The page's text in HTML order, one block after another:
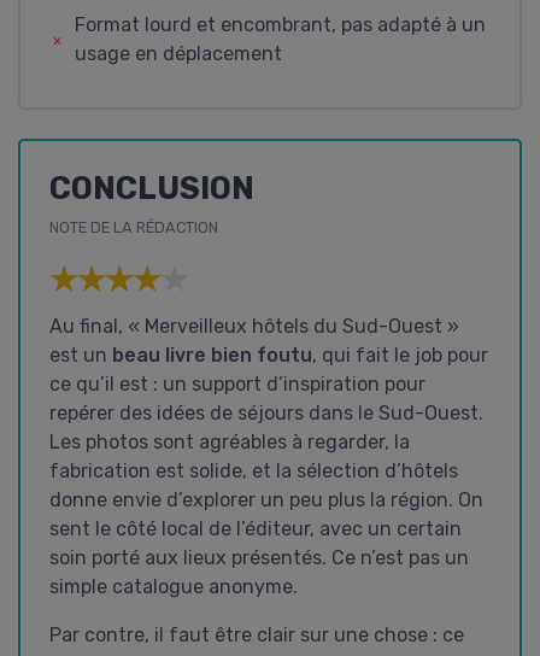
Format lourd et encombrant, pas adapté à un
usage en déplacement
CONCLUSION
NOTE DE LA RÉDACTION
★★★★★
★★★★★
Au final, « Merveilleux hôtels du Sud-Ouest »
est un beau livre bien foutu, qui fait le job pour
ce qu’il est : un support d’inspiration pour
repérer des idées de séjours dans le Sud-Ouest.
Les photos sont agréables à regarder, la
fabrication est solide, et la sélection d’hôtels
donne envie d’explorer un peu plus la région. On
sent le côté local de l’éditeur, avec un certain
soin porté aux lieux présentés. Ce n’est pas un
simple catalogue anonyme.
Par contre, il faut être clair sur une chose : ce